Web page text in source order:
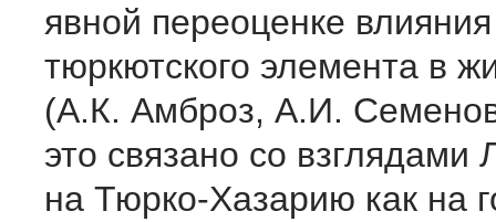
явной переоценке
тюркютского элемента в
(А.К. Амброз, А.И.
это связано со взглядами
на Тюрко-Хазарию как на